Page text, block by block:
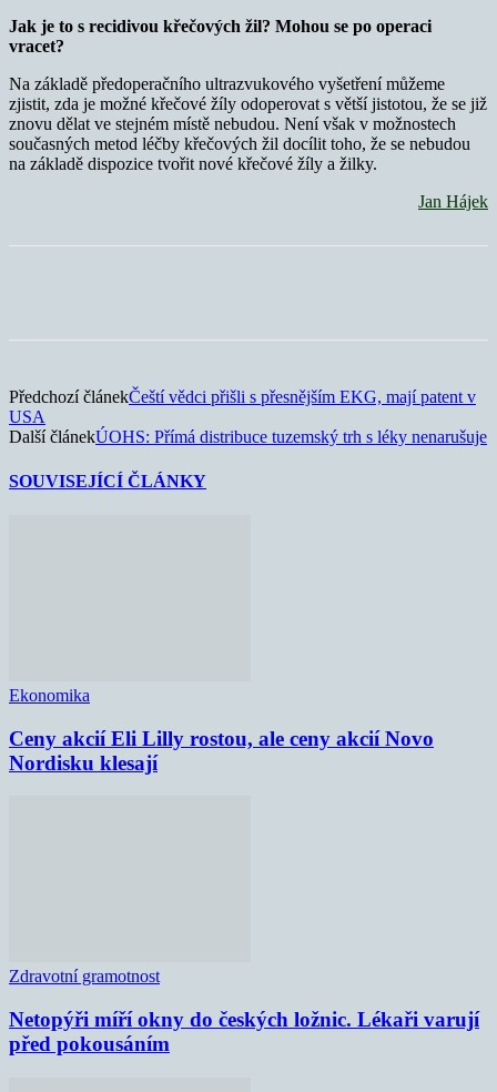
Jak je to s recidivou křečových žil? Mohou se po operaci
vracet?
Na základě předoperačního ultrazvukového vyšetření můžeme
zjistit, zda je možné křečové žíly odoperovat s větší jistotou, že se již
znovu dělat ve stejném místě nebudou. Není však v možnostech
současných metod léčby křečových žil docílit toho, že se nebudou
na základě dispozice tvořit nové křečové žíly a žilky.
Jan Hájek
Předchozí článekČeští vědci přišli s přesnějším EKG, mají patent v
USA
Další článekÚOHS: Přímá distribuce tuzemský trh s léky nenarušuje
SOUVISEJÍCÍ ČLÁNKY
Ekonomika
Ceny akcií Eli Lilly rostou, ale ceny akcií Novo
Nordisku klesají
Zdravotní gramotnost
Netopýři míří okny do českých ložnic. Lékaři varují
před pokousáním